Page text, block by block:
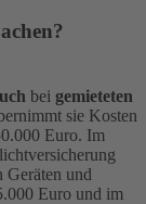
bei gemieteten
sie Kosten
Euro. Im
Geräten und
Euro und im